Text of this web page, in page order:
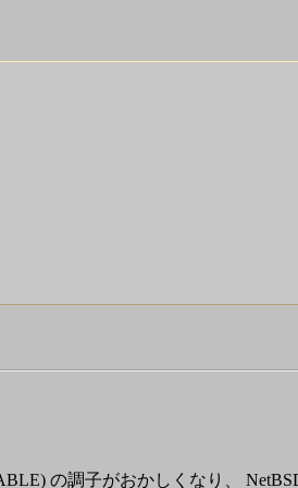
の調子がおかしくなり、